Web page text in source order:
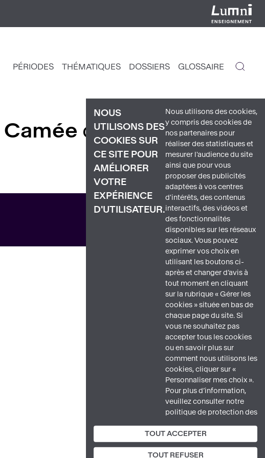
NOUS
UTILISONS DES
COOKIES SUR
CE SITE POUR
AMÉLIORER
VOTRE
EXPÉRIENCE
D'UTILISATEUR.
Nous utilisons des cookies,
y compris des cookies de
nos partenaires pour
réaliser des statistiques et
mesurer l'audience du site
ainsi que pour vous
proposer des publicités
adaptées à vos centres
d'intérêts, des contenus
interactifs, des vidéos et
des fonctionnalités
disponibles sur les réseaux
sociaux. Vous pouvez
exprimer vos choix en
utilisant les boutons ci-
après et changer d’avis à
tout moment en cliquant
sur la rubrique « Gérer les
cookies » située en bas de
chaque page du site. Si
vous ne souhaitez pas
accepter tous les cookies
ou en savoir plus sur
comment nous utilisons les
cookies, cliquer sur «
Personnaliser mes choix ».
Pour plus d’information,
veuillez consulter notre
politique de protection des
TOUT ACCEPTER
TOUT REFUSER
NAVIGATION
PÉRIODES THÉMATIQUES DOSSIERS GLOSSAIRE
Camée de Panorama de